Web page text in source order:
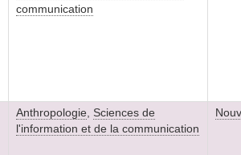
communication
Anthropologie
Sciences de
l'information et de la communication